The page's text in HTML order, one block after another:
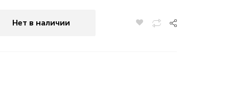
Нет в наличии